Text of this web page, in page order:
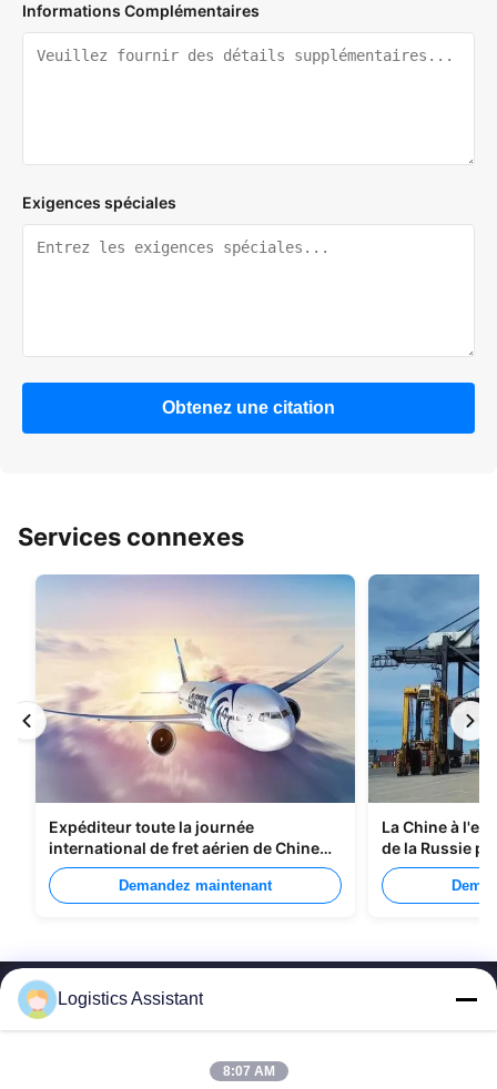
Informations Complémentaires
Exigences spéciales
Obtenez une citation
Services connexes
Expéditeur toute la journée
international de fret aérien de Chine
vers Manille
Demandez maintenant
La Chine à
de la Russie
Logistics Assistant
8:07 AM